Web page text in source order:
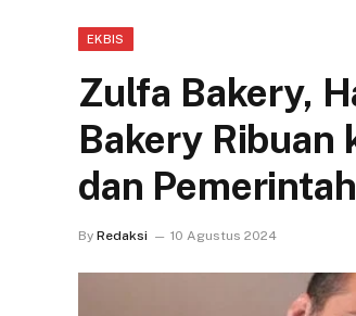
EKBIS
Zulfa Bakery,
Bakery Ribuan
dan
By Redaksi 10 Agustus 2024